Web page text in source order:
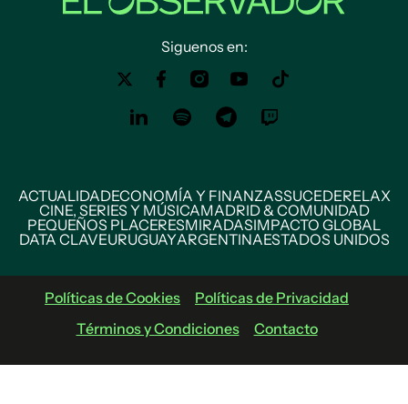
Siguenos en:
ACTUALIDADECONOMÍA Y FINANZASSUCEDERELAX
CINE, SERIES Y MÚSICAMADRID & COMUNIDAD
PEQUEÑOS PLACERESMIRADASIMPACTO GLOBAL
DATA CLAVEURUGUAYARGENTINAESTADOS UNIDOS
Políticas de Cookies
Políticas de Privacidad
Términos y Condiciones
Contacto